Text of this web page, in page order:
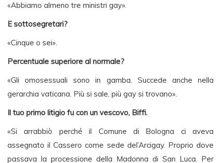
«Abbiamo almeno tre ministri gay».
E sottosegretari?
«Cinque o sei».
Percentuale superiore al normale?
«Gli omosessuali sono in gamba. Succede anche nella
gerarchia vaticana. Più si sale, più gay si trovano».
Il tuo primo litigio fu con un vescovo, Biffi.
«Si arrabbiò perché il Comune di Bologna ci aveva
assegnato il Cassero come sede del’Arcigay. Proprio dove
passava la processione della Madonna di San Luca. Per